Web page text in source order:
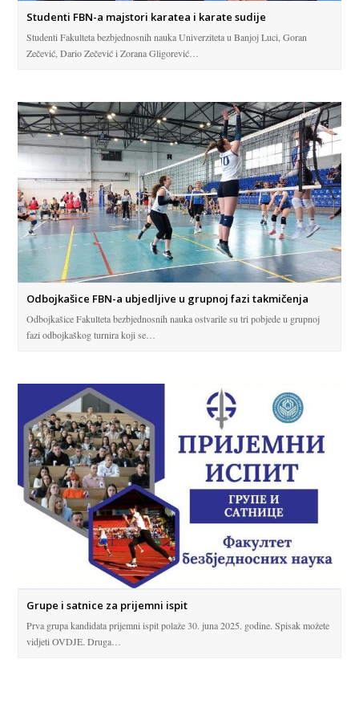
Studenti FBN-a majstori karatea i karate sudije
Studenti Fakulteta bezbjednosnih nauka Univerziteta u Banjoj Luci, Goran
Zečević, Dario Zečević i Zorana Gligorević…
Odbojkašice FBN-a ubjedljive u grupnoj fazi takmičenja
Odbojkašice Fakulteta bezbjednosnih nauka ostvarile su tri pobjede u grupnoj
fazi odbojkaškog turnira koji se…
Grupe i satnice za prijemni ispit
Prva grupa kandidata prijemni ispit polaže 30. juna 2025. godine. Spisak možete
vidjeti OVDJE. Druga…